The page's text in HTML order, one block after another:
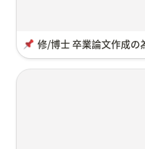
修/博士 卒業論文作成の